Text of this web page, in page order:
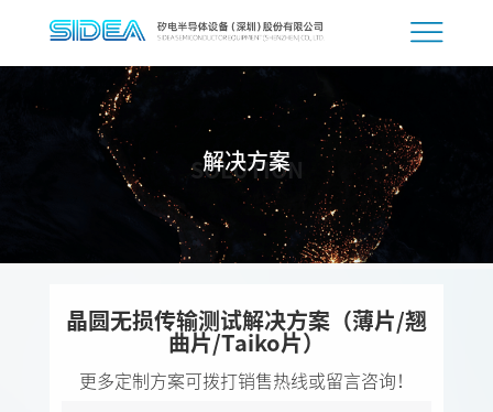
解决方案
SOLUTION
晶圆无损传输测试解决方案（薄片/翘
曲片/Taiko片）
更多定制方案可拨打销售热线或留言咨询！